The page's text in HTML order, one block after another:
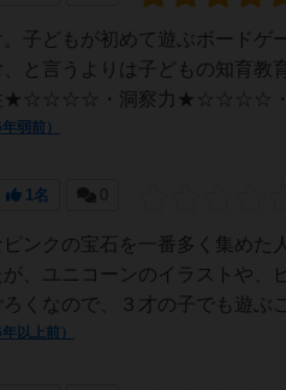
子どもが初めて遊ぶボードゲ
、と言うよりは子どもの知育
性★☆☆☆☆・洞察力★☆☆☆☆
弱前）
1名 0
ピンクの宝石を一番多く集めた
が、ユニコーンのイラストや、
くなので、３才の子でも遊ぶ
以上前）